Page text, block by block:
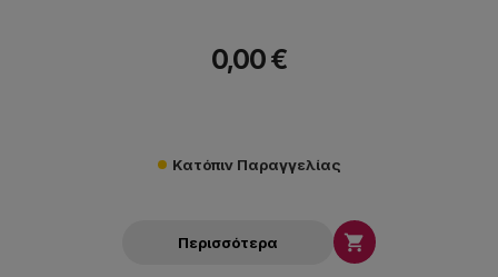
0,00 €
Κατόπιν Παραγγελίας
Περισσότερα 